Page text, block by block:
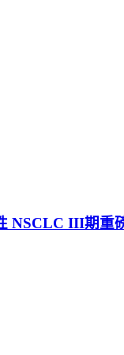
NSCLC III期重